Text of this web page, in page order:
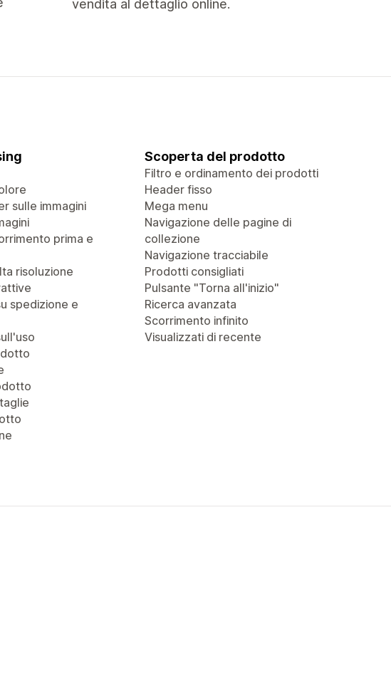
vendita al dettaglio online.
sulle immagini
prima e
risoluzione
spedizione e
Scoperta del prodotto
Filtro e ordinamento dei prodotti
Header fisso
Mega menu
Navigazione delle pagine di
collezione
Navigazione tracciabile
Prodotti consigliati
Pulsante "Torna all'inizio"
Ricerca avanzata
Scorrimento infinito
Visualizzati di recente